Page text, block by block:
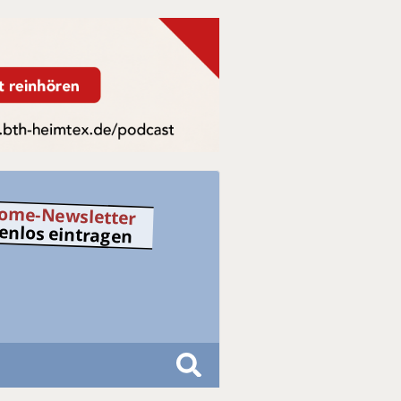
Newsletter
eintragen
S